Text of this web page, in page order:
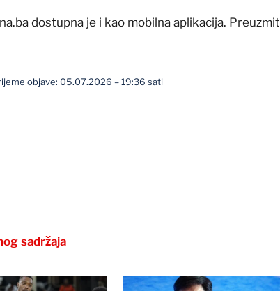
dostupna je i kao mobilna aplikacija.
objave: 05.07.2026 – 19:36 sati
sadržaja